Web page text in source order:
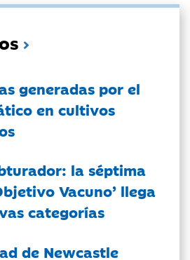
generadas por el
en cultivos
la séptima
Vacuno’ llega
categorías
de Newcastle